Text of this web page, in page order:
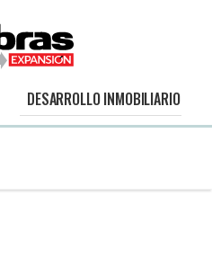
DESARROLLO INMOBILIARIO